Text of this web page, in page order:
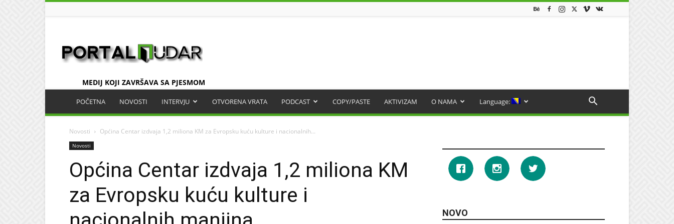
MEDIJ KOJI ZAVRŠAVA SA PJESMOM
POČETNA NOVOSTI INTERVJU OTVORENA VRATA PODCAST COPY/PASTE AKTIVIZAM O NAMA Language:
Novosti Općina Centar izdvaja 1,2 miliona KM za Evropsku kuću kulture i nacionalnih...
Novosti
Općina Centar izdvaja 1,2 miliona KM
za Evropsku kuću kulture i
NOVO